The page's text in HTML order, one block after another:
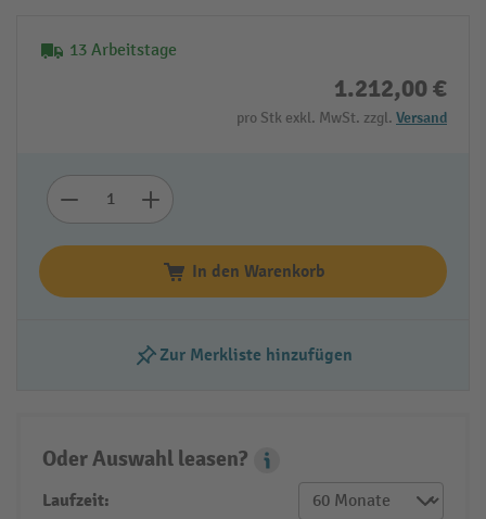
13 Arbeitstage
1.212,00 €
pro Stk exkl. MwSt. zzgl. Versand
In den Warenkorb
Zur Merkliste hinzufügen
Oder Auswahl leasen?
Leasing Popover
Laufzeit: